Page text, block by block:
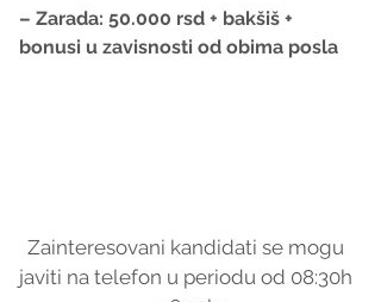
– Zarada: 50.000 rsd + bakšiš +
bonusi u zavisnosti od obima posla
Zainteresovani kandidati se mogu
javiti na telefon u periodu od 08:30h